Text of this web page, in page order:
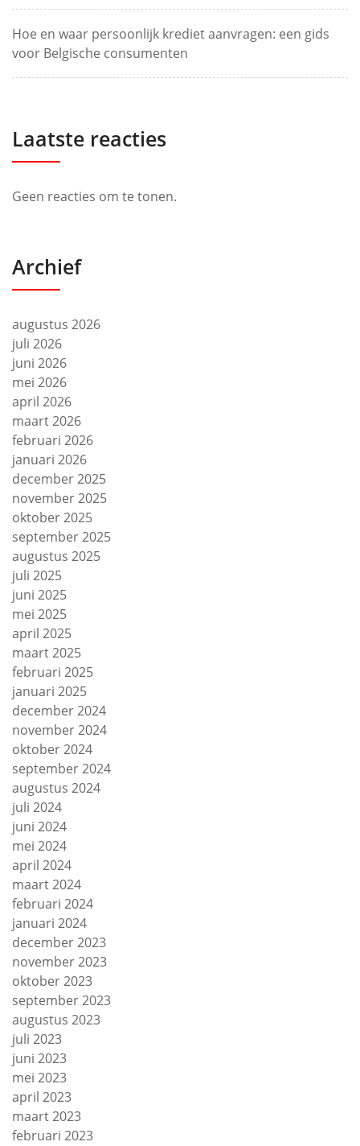
Hoe en waar persoonlijk krediet aanvragen: een gids
voor Belgische consumenten
Laatste reacties
Geen reacties om te tonen.
Archief
augustus 2026
juli 2026
juni 2026
mei 2026
april 2026
maart 2026
februari 2026
januari 2026
december 2025
november 2025
oktober 2025
september 2025
augustus 2025
juli 2025
juni 2025
mei 2025
april 2025
maart 2025
februari 2025
januari 2025
december 2024
november 2024
oktober 2024
september 2024
augustus 2024
juli 2024
juni 2024
mei 2024
april 2024
maart 2024
februari 2024
januari 2024
december 2023
november 2023
oktober 2023
september 2023
augustus 2023
juli 2023
juni 2023
mei 2023
april 2023
maart 2023
februari 2023